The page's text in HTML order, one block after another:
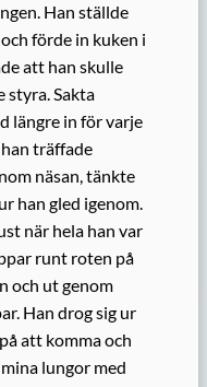
Han ställde
förde in kuken i
att han skulle
styra. Sakta
längre in för varje
träffade
näsan, tänkte
han gled igenom.
när hela han var
runt roten på
och ut genom
Han drog sig ur
att komma och
lungor med